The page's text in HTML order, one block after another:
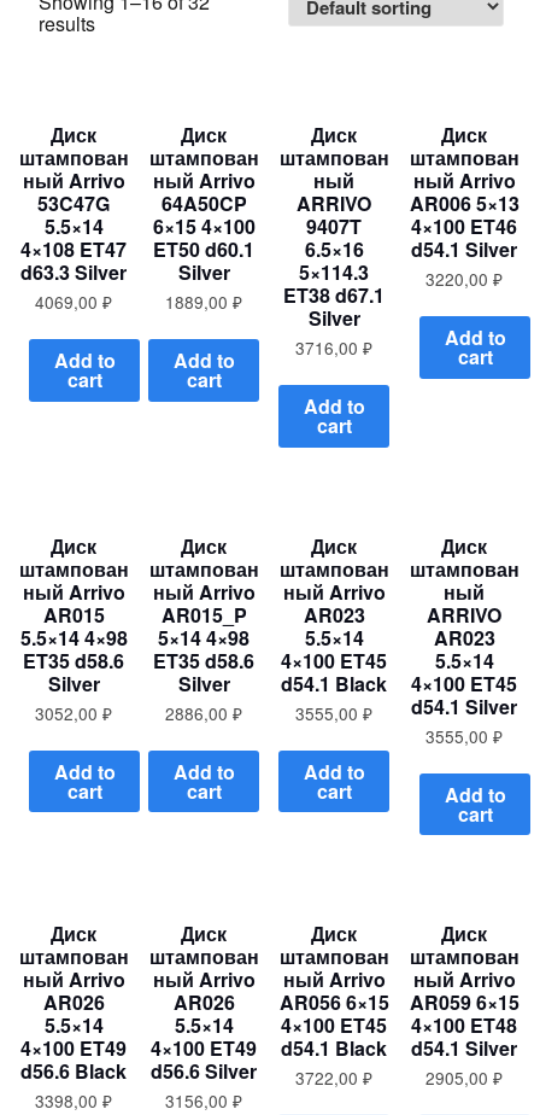
results
Диск
штампован
ный Arrivo
53C47G
5.5×14
4×108 ET47
d63.3 Silver
4069,00₽
Add to
cart
Диск
штампован
ный Arrivo
64A50CP
6×15 4×100
ET50 d60.1
Silver
1889,00₽
Add to
cart
Диск
штампован
ный
ARRIVO
9407T
6.5×16
5×114.3
ET38 d67.1
Silver
3716,00₽
Add to
cart
Диск
штампован
ный Arrivo
AR006 5×13
4×100 ET46
d54.1 Silver
3220,00₽
Add to
cart
Диск
штампован
ный Arrivo
AR015
5.5×14 4×98
ET35 d58.6
Silver
3052,00₽
Add to
cart
Диск
штампован
ный Arrivo
AR015_P
5×14 4×98
ET35 d58.6
Silver
2886,00₽
Add to
cart
Диск
штампован
ный Arrivo
AR023
5.5×14
4×100 ET45
d54.1 Black
3555,00₽
Add to
cart
Диск
штампован
ный
ARRIVO
AR023
5.5×14
4×100 ET45
d54.1 Silver
3555,00₽
Add to
cart
Диск
штампован
ный Arrivo
AR026
5.5×14
4×100 ET49
d56.6 Black
3398,00₽
Диск
штампован
ный Arrivo
AR026
5.5×14
4×100 ET49
d56.6 Silver
3156,00₽
Диск
штампован
ный Arrivo
AR056 6×15
4×100 ET45
d54.1 Black
3722,00₽
Диск
штампован
ный Arrivo
AR059 6×15
4×100 ET48
d54.1 Silver
2905,00₽